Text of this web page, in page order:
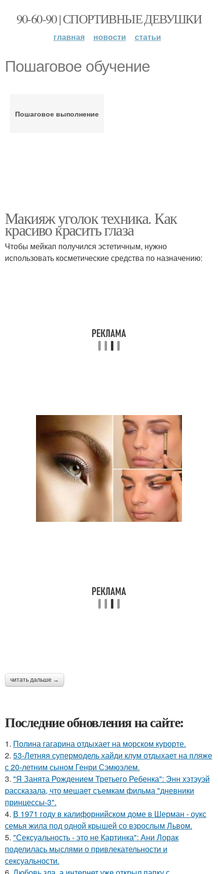
90-60-90 | СПОРТИВНЫЕ ДЕВУШКИ
главная новости статьи
Пошаговое обучение
Пошаговое выполнение
Макияж уголок техника. Как
красиво красить глаза
Чтобы мейкап получился эстетичным, нужно
использовать косметические средства по назначению:
читать дальше →
Последние обновления на сайте:
1. Полина гагарина отдыхает на морском курорте.
2. 53-Летняя супермодель хайди клум отдыхает на пляже
с 20-летним сыном Генри Сэмюэлем.
3. "Я Занята Рождением Третьего Ребенка": Энн хэтэуэй
рассказала, что мешает съемкам фильма "дневники
принцессы-3".
4. В 1971 году в калифорнийском доме в Шерман - оукс
семья жила под одной крышей со взрослым Львом.
5. "Сексуальность - это не Картинка": Ани Лорак
поделилась мыслями о привлекательности и
сексуальности.